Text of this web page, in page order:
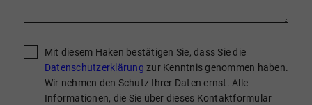
Mit diesem Haken bestätigen Sie, dass Sie die
Datenschutzerklärung zur Kenntnis genommen haben.
Wir nehmen den Schutz Ihrer Daten ernst. Alle
Informationen, die Sie über dieses Kontaktformular